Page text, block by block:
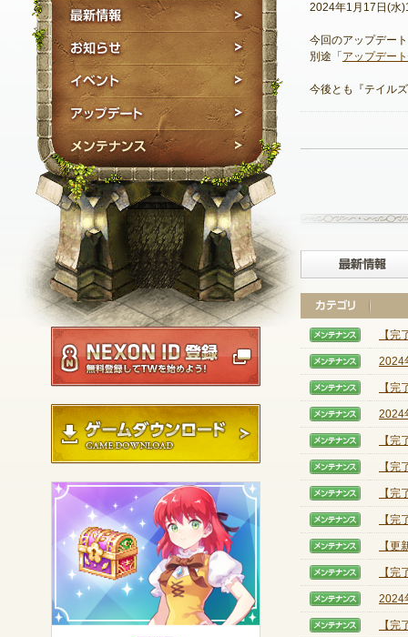
最新情報
お知らせ
NEXON ID登録
ゲームダウンロード
2024年1月17日(水
今回のアップデー
別途「 アップデー
今後とも『テイル
【メ
【
【メ
2024
【メ
【
【メ
2024
【メ
【
【メ
【
【メ
【
【メ
【
【メ
【
【メ
【
【メ
2024
【メ
【